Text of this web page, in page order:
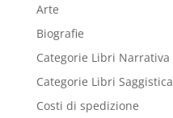
Arte
Biografie
Categorie Libri Narrativa
Categorie Libri Saggistica
Costi di spedizione